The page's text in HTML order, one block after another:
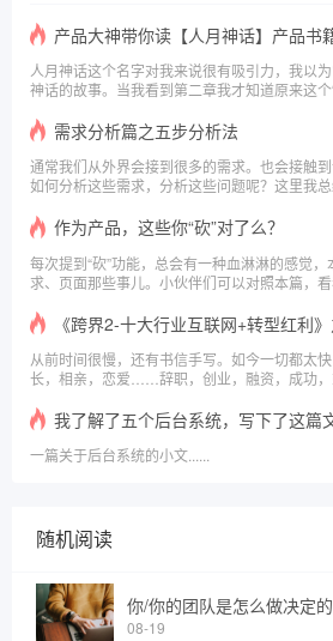
产品大神带你读【人月神话】产品书
人月神话这个名字对我来说很有吸引力，我以
神话的故事。当我看到第二章我才知道原来这个
之后还是有一些小小的感悟。\x0a\x0a3分钟阅读
需求分析篇之五步分析法
通常我们从外界会接到很多的需求。也会接触
如何分析这些需求，分析这些问题呢？这里我总
作为产品，这些你“砍”对了么？
每次提到“砍”功能，总会有一种血淋淋的感觉，
求、页面那些事儿。小伙伴们可以对照本篇，看
《跨界2-十大行业互联网+转型红利
从前时间很慢，还有书信手写。如今一切都太
长，相亲，恋爱……辞职，创业，融资，成功，
代。读万卷书，行万里路！\x0a\x0a5分钟阅读
我了解了五个后台系统，写下了这篇
一篇关于后台系统的小文......
随机阅读
你/你的团队是怎么做决定的
08-19